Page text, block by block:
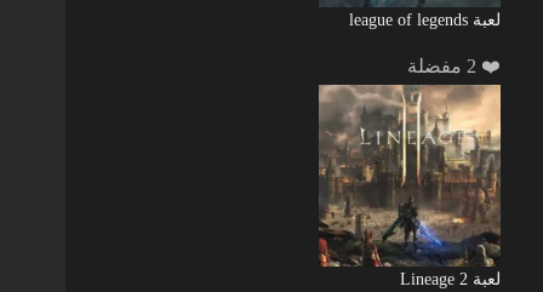
لعبة league of legends
❤️ 2 مفضلة
لعبة Lineage 2